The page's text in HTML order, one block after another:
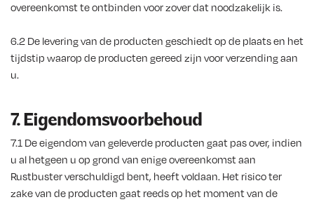
overeenkomst te ontbinden voor zover dat noodzakelijk is.
6.2 De levering van de producten geschiedt op de plaats en het
tijdstip waarop de producten gereed zijn voor verzending aan
u.
7. Eigendomsvoorbehoud
7.1 De eigendom van geleverde producten gaat pas over, indien
u al hetgeen u op grond van enige overeenkomst aan
Rustbuster verschuldigd bent, heeft voldaan. Het risico ter
zake van de producten gaat reeds op het moment van de